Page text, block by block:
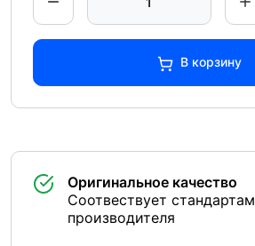
В корзину
Оригинальное качество
Соотвествует стандартам
производителя